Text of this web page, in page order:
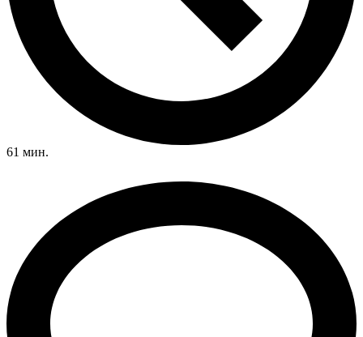
61 мин.